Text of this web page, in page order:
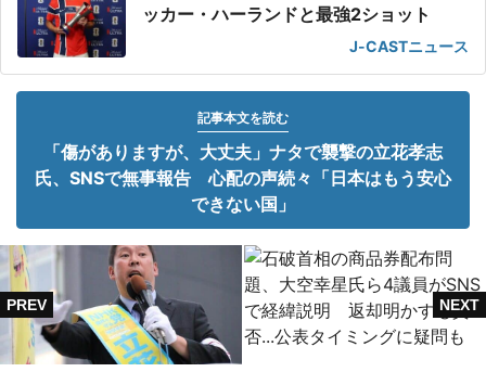
ッカー・ハーランドと最強2ショット
J-CASTニュース
記事本文を読む
「傷がありますが、大丈夫」ナタで襲撃の立花孝志
氏、SNSで無事報告 心配の声続々「日本はもう安心
できない国」